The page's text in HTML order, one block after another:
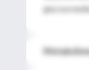
glucosa